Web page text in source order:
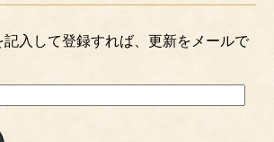
記入して登録すれば、更新をメールで